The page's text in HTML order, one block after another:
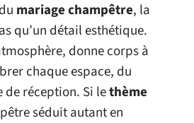
mariage champêtre, la
qu’un détail esthétique.
donne corps à
chaque espace, du
réception. Si lethème
séduit autant en